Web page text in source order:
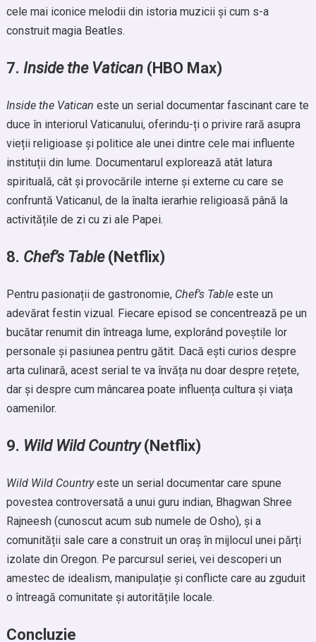
cele mai iconice melodii din istoria muzicii și cum s-a
construit magia Beatles.
7. Inside the Vatican(HBO Max)
Inside the Vatican este un serial documentar fascinant care te
duce în interiorul Vaticanului, oferindu-ți o privire rară asupra
vieții religioase și politice ale unei dintre cele mai influente
instituții din lume. Documentarul explorează atât latura
spirituală, cât și provocările interne și externe cu care se
confruntă Vaticanul, de la înalta ierarhie religioasă până la
activitățile de zi cu zi ale Papei.
8. Chef’s Table(Netflix)
Pentru pasionații de gastronomie, Chef’s Tableeste un
adevărat festin vizual. Fiecare episod se concentrează pe un
bucătar renumit din întreaga lume, explorând poveștile lor
personale și pasiunea pentru gătit. Dacă ești curios despre
arta culinară, acest serial te va învăța nu doar despre rețete,
dar și despre cum mâncarea poate influența cultura și viața
oamenilor.
9. Wild Wild Country(Netflix)
Wild Wild Countryeste un serial documentar care spune
povestea controversată a unui guru indian, Bhagwan Shree
Rajneesh (cunoscut acum sub numele de Osho), și a
comunității sale care a construit un oraș în mijlocul unei părți
izolate din Oregon. Pe parcursul seriei, vei descoperi un
amestec de idealism, manipulație și conflicte care au zguduit
o întreagă comunitate și autoritățile locale.
Concluzie